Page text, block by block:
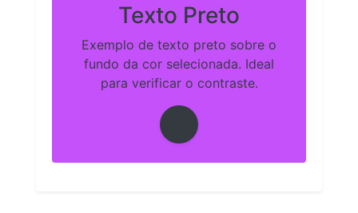
Texto Preto
Exemplo de texto preto sobre o
fundo da cor selecionada. Ideal
para verificar o contraste.